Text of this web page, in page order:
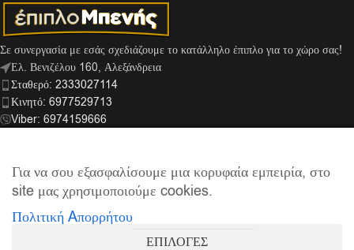
Σε συνεργασία με εσάς σχεδιάζουμε το κατάλληλο έπιπλο για το χώρο σας!
Ελ. Βενιζέλου 160, Αλεξάνδρεια
Σταθερό: 2333027114
Κινητό: 6977529713
Viber: 6974159666
ΣΎΝΔΕΣΜΟΙ
ΠΛΗΡΟΦΟΡΊΕΣ
Έπιπλο Μπενής| Supported by
Για να σου εξασφαλίσουμε μια κορυφαία εμπειρία, στο
site μας χρησιμοποιούμε cookies.
Πολιτική Aπορρήτου
ΕΠΙΛΟΓΕΣ